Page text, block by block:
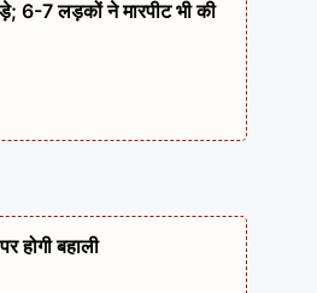
6-7 लड़कों ने मारपीट भी की
होगी बहाली